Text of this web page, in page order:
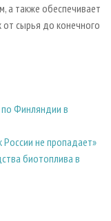
а также обеспечивает
от сырья до конечного
по Финляндии в
России не пропадает»
биотоплива в